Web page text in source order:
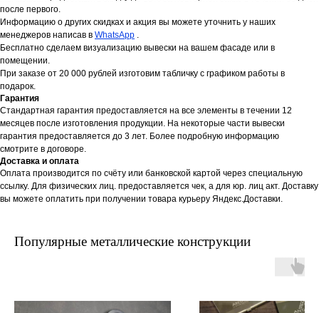
после первого.
Информацию о других скидках и акция вы можете уточнить у наших
менеджеров написав в WhatsApp .
Бесплатно сделаем визуализацию вывески на вашем фасаде или в
помещении.
При заказе от 20 000 рублей изготовим табличку с графиком работы в
подарок.
Гарантия
Стандартная гарантия предоставляется на все элементы в течении 12
месяцев после изготовления продукции. На некоторые части вывески
гарантия предоставляется до 3 лет. Более подробную информацию
смотрите в договоре.
Доставка и оплата
Оплата производится по счёту или банковской картой через специальную
ссылку. Для физических лиц. предоставляется чек, а для юр. лиц акт. Доставку
вы можете оплатить при получении товара курьеру Яндекс.Доставки.
Популярные металлические конструкции